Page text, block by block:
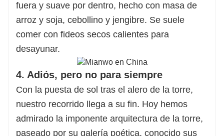
fuera y suave por dentro, hecho con masa de
arroz y soja, cebollino y jengibre. Se suele
comer con fideos secos calientes para
desayunar.
4. Adiós, pero no para siempre
Con la puesta de sol tras el alero de la torre,
nuestro recorrido llega a su fin. Hoy hemos
admirado la imponente arquitectura de la torre,
paseado por su galería poética, conocido sus